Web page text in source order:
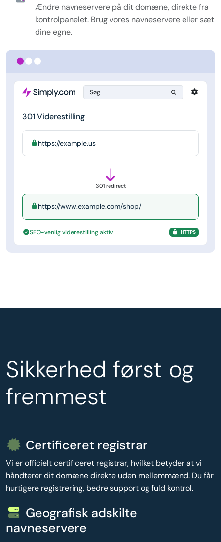
Søg
301 Viderestilling
https://example.us
301 redirect
https://www.example.com/shop/
SEO-venlig viderestilling aktiv HTTPS
Ændre navneservere på dit domæne, direkte fra
kontrolpanelet. Brug vores navneservere eller sæt
dine egne.
Sikkerhed først og
fremmest
Certificeret registrar
Vi er officielt certificeret registrar, hvilket betyder at vi
håndterer dit domæne direkte uden mellemmænd. Du får
hurtigere registrering, bedre support og fuld kontrol.
Geografisk adskilte
navneservere